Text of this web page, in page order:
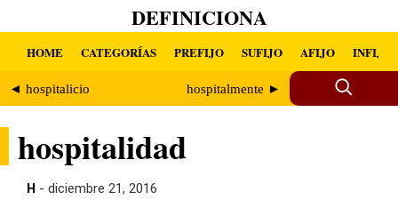
DEFINICIONA
HOME CATEGORÍAS PREFIJO SUFIJO AFIJO INFIJO
◄ hospitalicio hospitalmente ►
hospitalidad
H - diciembre 21, 2016